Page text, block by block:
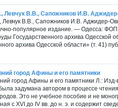
Левчук В.В., Сапожников И.В.
Левчук В.В., Сапожников И.В. Аджидер-
популярное издание. — Одесса:
Государственного архива Одесской
архива Одесской области» (т. 41)
город Афины и его памятники
город Афины и его памятники Л.: Изд-
задумана автором в процессе
Это не учебное пособие и не
с XVI до IV вв. до н. э. и содержит